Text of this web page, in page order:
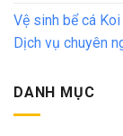
Vệ sinh bể cá
Dịch vụ chuyên
DANH MỤC